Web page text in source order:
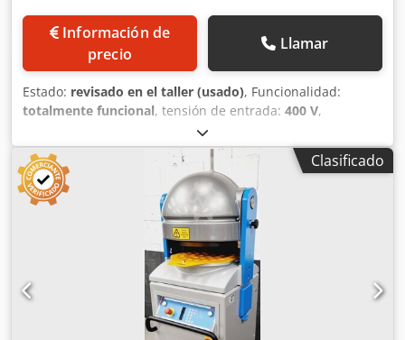
Información de
precio
Llamar
Estado: revisado en el taller (usado), Funcionalidad:
totalmente funcional, tensión de entrada: 400 V,
50 Hz, Certificado DGUV hasta:
09/2027, tipo de corriente de entrada:trifásico, año de la
última revisión:
, Máquina para formar bollos Fortuna
Automat A 3 H+ Máquina para dividir y amasar la masa
Modelo superior con función de desactivación del
amasado Cabezal de división con cuchilla de acero
inoxidable, NUEVO Capacidad de masa hasta 2400 g
Divisora de masa con 3 discos de amasado Cjdpfx
Acjxduwio Ujrf Conexión de 400 V, enchufe CEE de 16 A
Dimensiones: 720 x 800 x 1510 mm (ancho x profundidad x
alto) Máquina usada, reacondicionada con garantía +
Clasificado